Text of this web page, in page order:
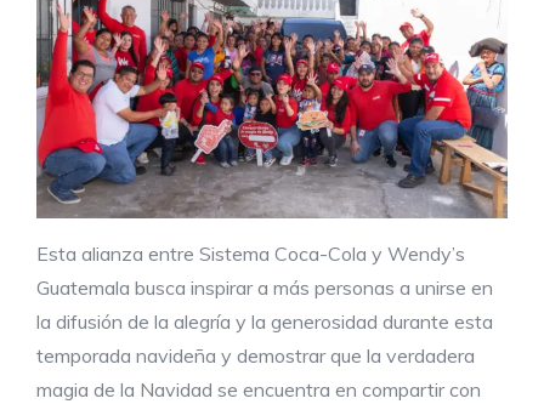
Esta alianza entre Sistema Coca-Cola y Wendy’s
Guatemala busca inspirar a más personas a unirse en
la difusión de la alegría y la generosidad durante esta
temporada navideña y demostrar que la verdadera
magia de la Navidad se encuentra en compartir con